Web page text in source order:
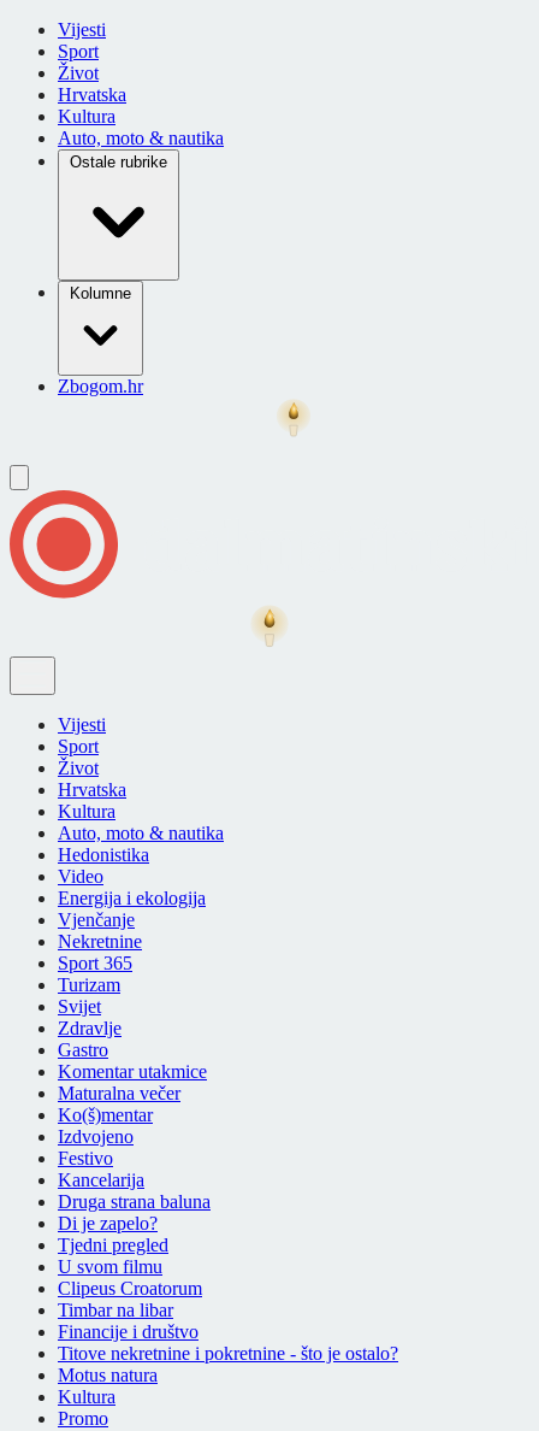
Vijesti
Sport
Život
Hrvatska
Kultura
Auto, moto & nautika
Ostale rubrike
Kolumne
Zbogom.hr
Vijesti
Sport
Život
Hrvatska
Kultura
Auto, moto & nautika
Hedonistika
Video
Energija i ekologija
Vjenčanje
Nekretnine
Sport 365
Turizam
Svijet
Zdravlje
Gastro
Komentar utakmice
Maturalna večer
Ko(š)mentar
Izdvojeno
Festivo
Kancelarija
Druga strana baluna
Di je zapelo?
Tjedni pregled
U svom filmu
Clipeus Croatorum
Timbar na libar
Financije i društvo
Titove nekretnine i pokretnine - što je ostalo?
Motus natura
Kultura
Promo